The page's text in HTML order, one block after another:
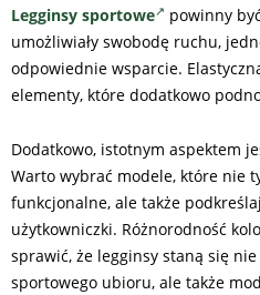
Legginsy sportowe
powinny
umożliwiały swobodę ruchu,
odpowiednie wsparcie.
elementy, które dodatkowo
Dodatkowo, istotnym aspektem
Warto wybrać modele, które nie
funkcjonalne, ale także
użytkowniczki. Różnorodność
sprawić, że legginsy staną się
sportowego ubioru, ale także